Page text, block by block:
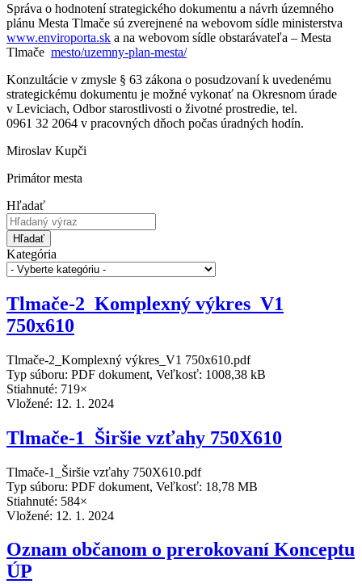
Správa o hodnotení strategického dokumentu a návrh územného
plánu Mesta Tlmače sú zverejnené na webovom sídle ministerstva
www.enviroporta.sk a na webovom sídle obstarávateľa – Mesta
Tlmače mesto/uzemny-plan-mesta/
Konzultácie v zmysle § 63 zákona o posudzovaní k uvedenému
strategickému dokumentu je možné vykonať na Okresnom úrade
v Leviciach, Odbor starostlivosti o životné prostredie, tel.
0961 32 2064 v pracovných dňoch počas úradných hodín.
Miroslav Kupči
Primátor mesta
Hľadať
Hľadať
Kategória
Tlmače-2_Komplexný výkres_V1
750x610
Tlmače-2_Komplexný výkres_V1 750x610.pdf
Typ súboru: PDF dokument, Veľkosť: 1008,38 kB
Stiahnuté: 719×
Vložené: 12. 1. 2024
Tlmače-1_Širšie vzťahy 750X610
Tlmače-1_Širšie vzťahy 750X610.pdf
Typ súboru: PDF dokument, Veľkosť: 18,78 MB
Stiahnuté: 584×
Vložené: 12. 1. 2024
Oznam občanom o prerokovaní Konceptu
ÚP